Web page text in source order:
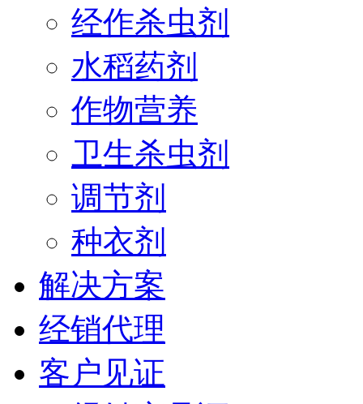
经作杀虫剂
水稻药剂
作物营养
卫生杀虫剂
调节剂
种衣剂
解决方案
经销代理
客户见证